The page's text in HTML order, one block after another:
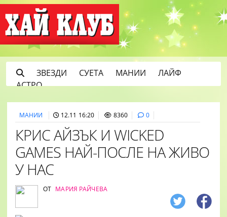
ЗВЕЗДИ СУЕТА МАНИИ
ЛАЙФ
АСТРО
МАНИИ 12.11 16:20 8360 0
КРИС АЙЗЪК И WICKED
GAMES НАЙ-ПОСЛЕ НА ЖИВО
У НАС
ОТ МАРИЯ РАЙЧЕВА